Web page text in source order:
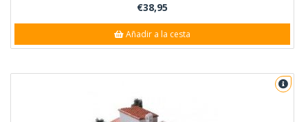
€38,95
Añadir a la cesta